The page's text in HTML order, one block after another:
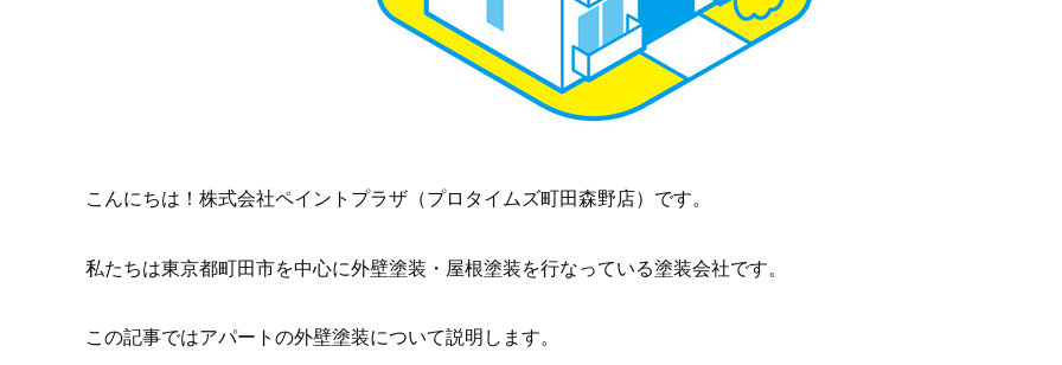
こんにちは！株式会社ペイントプラザ（プロタイムズ町田森野店）です。
私たちは東京都町田市を中心に外壁塗装・屋根塗装を行なっている塗装会社です。
この記事ではアパートの外壁塗装について説明します。